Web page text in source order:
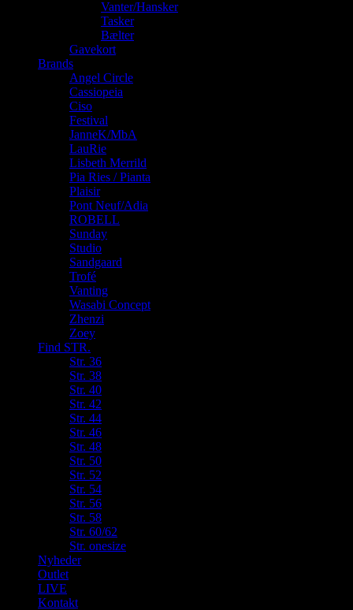
Vanter/Hansker
Tasker
Bælter
Gavekort
Brands
Angel Circle
Cassiopeia
Ciso
Festival
JanneK/MbA
LauRie
Lisbeth Merrild
Pia Ries / Pianta
Plaisir
Pont Neuf/Adia
ROBELL
Sunday
Studio
Sandgaard
Trofé
Vanting
Wasabi Concept
Zhenzi
Zoey
Find STR.
Str. 36
Str. 38
Str. 40
Str. 42
Str. 44
Str. 46
Str. 48
Str. 50
Str. 52
Str. 54
Str. 56
Str. 58
Str. 60/62
Str. onesize
Nyheder
Outlet
LIVE
Kontakt